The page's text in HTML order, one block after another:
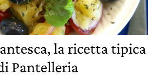
la ricetta tipica
Pantelleria